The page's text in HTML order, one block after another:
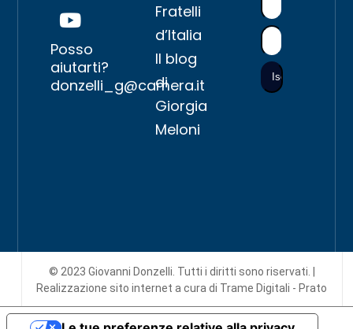
Posso
aiutarti?
donzelli_g@camera.it
Fratelli
d’Italia
Il blog
di
Giorgia
Meloni
© 2023 Giovanni Donzelli. Tutti i diritti sono riservati. |
Realizzazione sito interneta cura di Trame Digitali - Prato